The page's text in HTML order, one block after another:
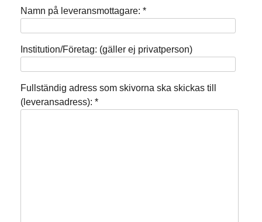
Namn på leveransmottagare: *
Institution/Företag: (gäller ej privatperson)
Fullständig adress som skivorna ska skickas till
(leveransadress): *